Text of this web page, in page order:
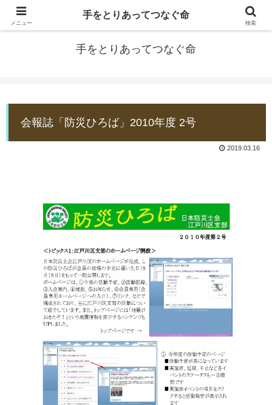
防災士EDOGAWA
手をとりあってつなぐ命
会報誌「防災ひろば」2010年度 2号
2019.03.16
メニュー
手をとりあってつなぐ命
検索